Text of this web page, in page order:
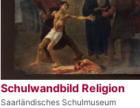
Schulwandbild Religion
Saarländisches Schulmuseum